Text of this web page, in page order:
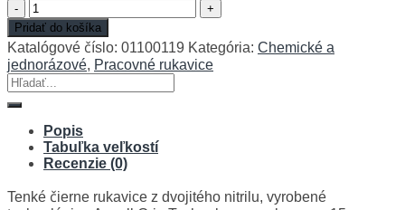
množstvo
ANSELL
58-
270
AlphaTec
Pridať do košíka
Katalógové číslo: 01100119 Kategória: Chemické a
jednorázové, Pracovné rukavice
Hľadať:
Popis
Tabuľka veľkostí
Recenzie (0)
Tenké čierne rukavice z dvojitého nitrilu, vyrobené